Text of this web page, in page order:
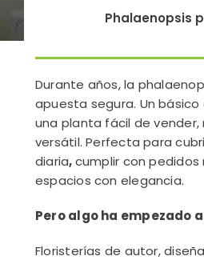
Phalaenopsis
Durante años, la
apuesta segura. Un
una planta fácil de vender,
versátil. Perfecta para
diaria,cumplir con pedidos
espacios con elegancia.
Pero algo ha empezado
Floristerías de autor,